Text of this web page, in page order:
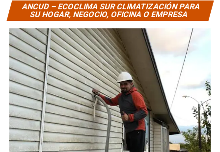
ANCUD – ECOCLIMA SUR CLIMATIZACIÓN PARA
SU HOGAR, NEGOCIO, OFICINA O EMPRESA